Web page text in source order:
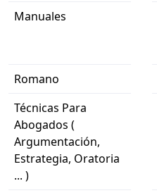
Manuales
Romano
Técnicas Para
Abogados (
Argumentación,
Estrategia, Oratoria
... )